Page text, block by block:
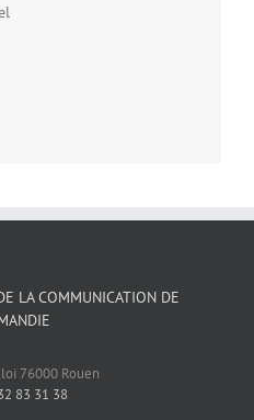
LA COMMUNICATION DE
76000 Rouen
83 31 38